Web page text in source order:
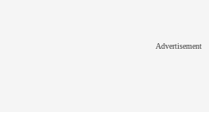
Advertisement